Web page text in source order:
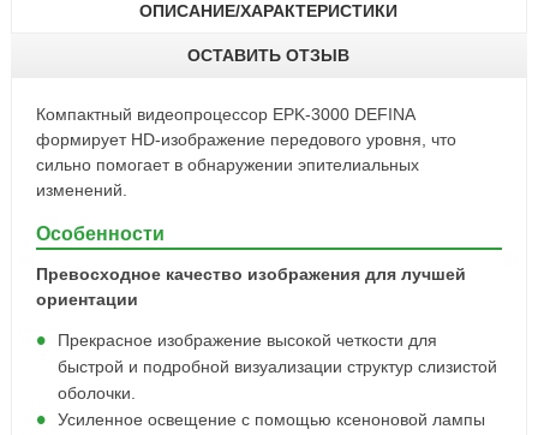
ОПИСАНИЕ/ХАРАКТЕРИСТИКИ
ОСТАВИТЬ ОТЗЫВ
Компактный видеопроцессор EPK-3000 DEFINA
формирует HD-изображение передового уровня, что
сильно помогает в обнаружении эпителиальных
изменений.
Особенности
Превосходное качество изображения для лучшей
ориентации
Прекрасное изображение высокой четкости для
быстрой и подробной визуализации структур слизистой
оболочки.
Усиленное освещение с помощью ксеноновой лампы